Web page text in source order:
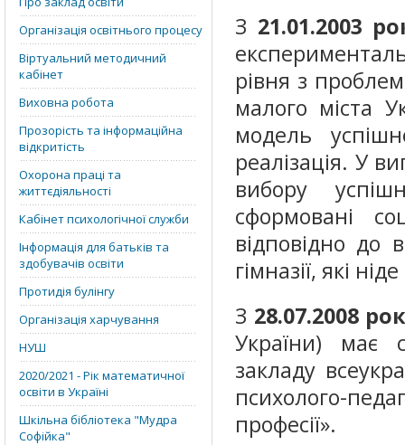
Організація освітнього процесу
Віртуальний методичний
кабінет
Виховна робота
Прозорість та інформаційна
відкритість
Охорона праці та
життєдіяльності
Кабінет психологічної служби
Інформація для батьків та
здобувачів освіти
Протидія булінгу
Організація харчування
НУШ
2020/2021 - Рік математичної
освіти в Україні
Шкільна бібліотека "Мудра
Софійка"
З 21.01.2003
рівня з
малого міста
модель
реалізація. У
вибору
сформовані
відповідно до
гімназії, які
З 28.07.2008
України) має
закладу
психолого-
професії».